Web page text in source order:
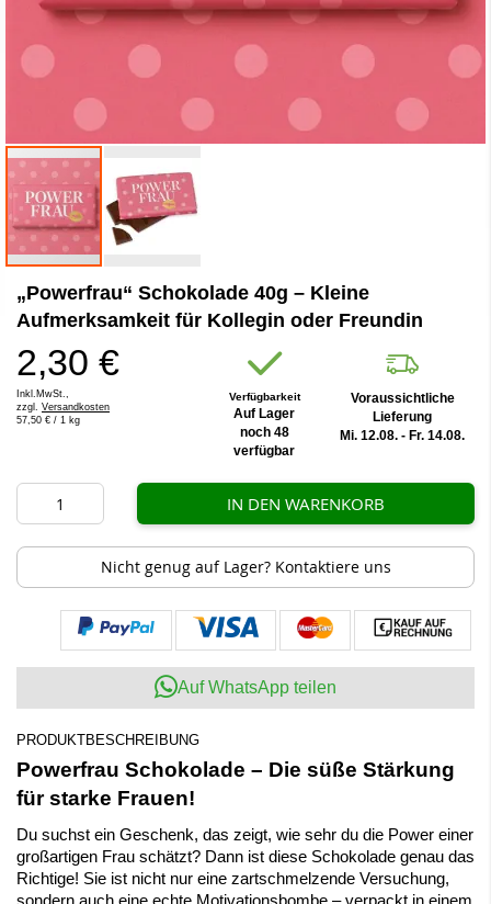
Anfang
der
springen
„Powerfrau“ Schokolade 40g – Kleine
Aufmerksamkeit für Kollegin oder Freundin
2,30 €
Inkl.MwSt.,
zzgl. Versandkosten
57,50 € / 1 kg
Verfügbarkeit
Auf Lager
noch 48
verfügbar
Voraussichtliche
Lieferung
Mi. 12.08. - Fr. 14.08.
IN DEN WARENKORB
Nicht genug auf Lager? Kontaktiere uns
Auf WhatsApp teilen
PRODUKTBESCHREIBUNG
Powerfrau Schokolade – Die süße Stärkung
für starke Frauen!
Du suchst ein Geschenk, das zeigt, wie sehr du die Power einer
großartigen Frau schätzt? Dann ist diese Schokolade genau das
Richtige! Sie ist nicht nur eine zartschmelzende Versuchung,